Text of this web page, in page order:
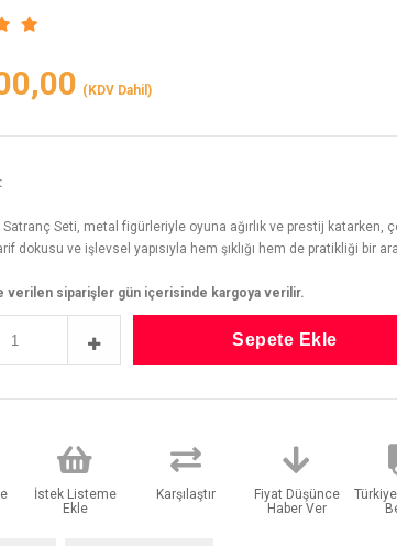
(KDV Dahil)
Seti, metal figürleriyle oyuna ağırlık ve prestij katarken,
dokusu ve işlevsel yapısıyla hem şıklığı hem de pratikliği bir
verilen siparişler gün içerisinde kargoya verilir.
İstek Listeme
Ekle
Karşılaştır
Fiyat Düşünce
Haber Ver